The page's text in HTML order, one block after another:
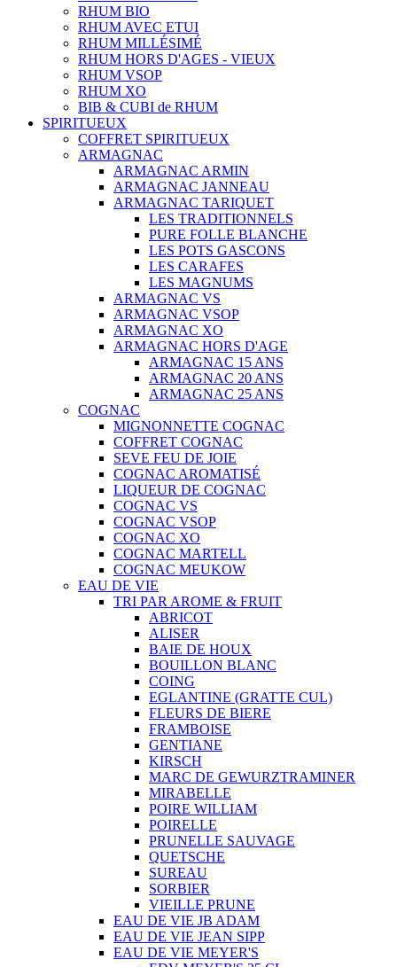
RHUM BIO
RHUM AVEC ETUI
RHUM MILLÉSIMÉ
RHUM HORS D'AGES - VIEUX
RHUM VSOP
RHUM XO
BIB & CUBI de RHUM
SPIRITUEUX
COFFRET SPIRITUEUX
ARMAGNAC
ARMAGNAC ARMIN
ARMAGNAC JANNEAU
ARMAGNAC TARIQUET
LES TRADITIONNELS
PURE FOLLE BLANCHE
LES POTS GASCONS
LES CARAFES
LES MAGNUMS
ARMAGNAC VS
ARMAGNAC VSOP
ARMAGNAC XO
ARMAGNAC HORS D'AGE
ARMAGNAC 15 ANS
ARMAGNAC 20 ANS
ARMAGNAC 25 ANS
COGNAC
MIGNONNETTE COGNAC
COFFRET COGNAC
SEVE FEU DE JOIE
COGNAC AROMATISÉ
LIQUEUR DE COGNAC
COGNAC VS
COGNAC VSOP
COGNAC XO
COGNAC MARTELL
COGNAC MEUKOW
EAU DE VIE
TRI PAR AROME & FRUIT
ABRICOT
ALISER
BAIE DE HOUX
BOUILLON BLANC
COING
EGLANTINE (GRATTE CUL)
FLEURS DE BIERE
FRAMBOISE
GENTIANE
KIRSCH
MARC DE GEWURZTRAMINER
MIRABELLE
POIRE WILLIAM
POIRELLE
PRUNELLE SAUVAGE
QUETSCHE
SUREAU
SORBIER
VIEILLE PRUNE
EAU DE VIE JB ADAM
EAU DE VIE JEAN SIPP
EAU DE VIE MEYER'S